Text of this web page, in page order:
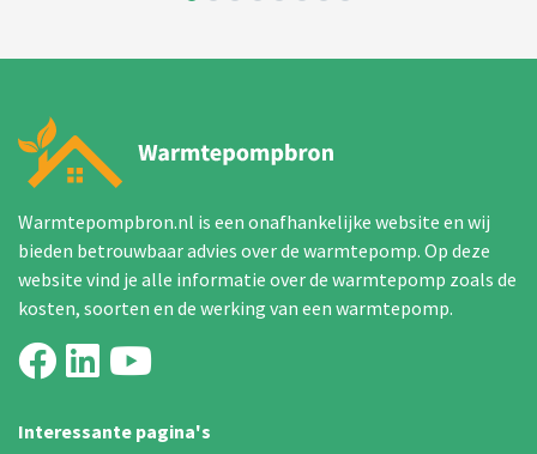
Warmtepompbron.nl is een onafhankelijke website en wij
bieden betrouwbaar advies over de warmtepomp. Op deze
website vind je alle informatie over de warmtepomp zoals de
kosten, soorten en de werking van een warmtepomp.
Interessante pagina's